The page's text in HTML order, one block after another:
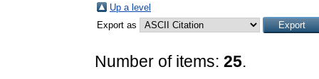
Up a level
Export as
Number of items: 25.